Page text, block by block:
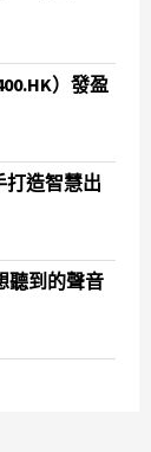
）發盈
打造智慧出
聽到的聲音